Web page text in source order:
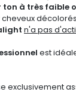
à très faible
cheveux
n'a pas
est
exclusivement